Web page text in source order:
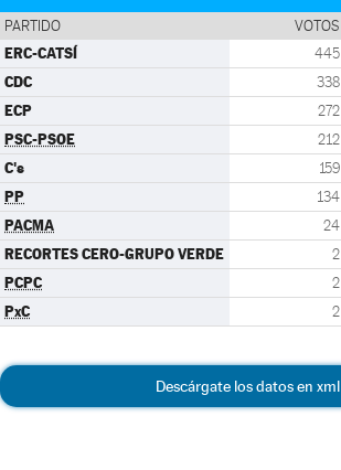
PARTIDO VOTOS
ERC-CATSÍ 445
CDC 338
ECP 272
PSC-PSOE 212
C's 159
PP 134
PACMA 24
RECORTES CERO-GRUPO VERDE 2
PCPC 2
PxC 2
Descárgate los datos en xml